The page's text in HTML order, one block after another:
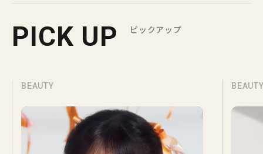
PICK UP ピックアップ
BEAUTY